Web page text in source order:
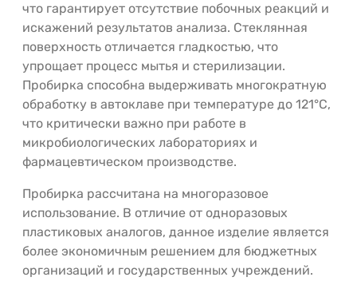
что гарантирует отсутствие побочных реакций и
искажений результатов анализа. Стеклянная
поверхность отличается гладкостью, что
упрощает процесс мытья и стерилизации.
Пробирка способна выдерживать многократную
обработку в автоклаве при температуре до 121°C,
что критически важно при работе в
микробиологических лабораториях и
фармацевтическом производстве.
Пробирка рассчитана на многоразовое
использование. В отличие от одноразовых
пластиковых аналогов, данное изделие является
более экономичным решением для бюджетных
организаций и государственных учреждений.